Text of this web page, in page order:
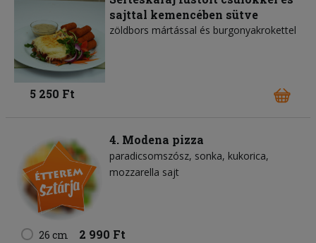
sajttal kemencében sütve
zöldbors mártással és burgonyakrokettel
5 250 Ft
4. Modena pizza
paradicsomszósz sonka kukorica
mozzarella sajt
26 cm 2 990 Ft